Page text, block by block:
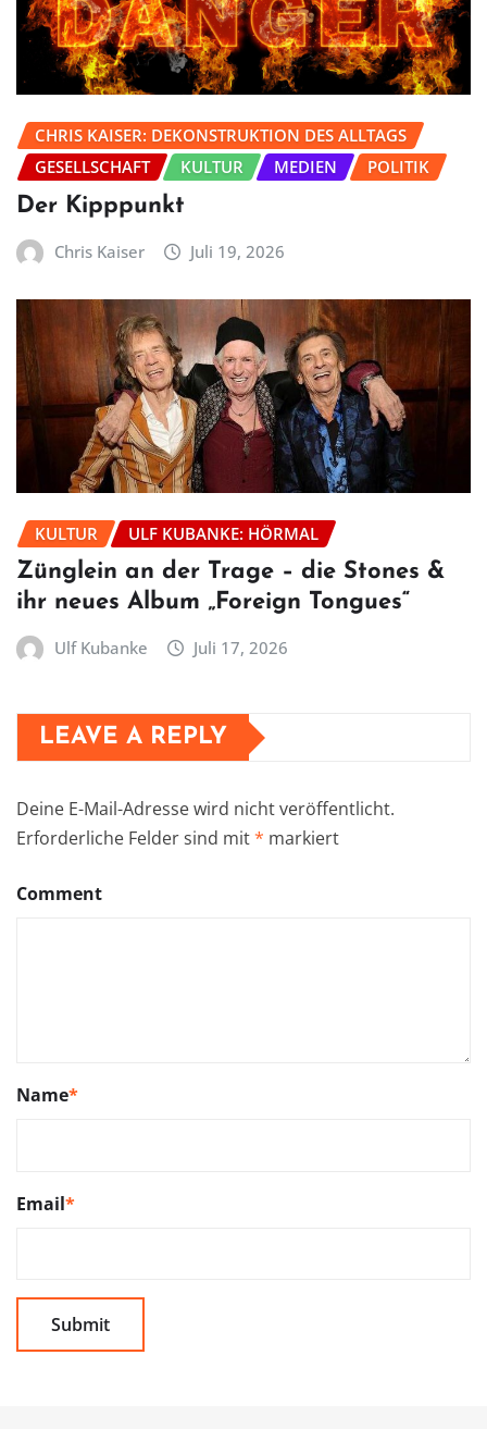
CHRIS KAISER: DEKONSTRUKTION DES ALLTAGS
GESELLSCHAFT
KULTUR MEDIEN POLITIK
Der Kipppunkt
Chris Kaiser Juli 19, 2026
KULTUR ULF KUBANKE: HÖRMAL
Zünglein an der Trage – die Stones &
ihr neues Album „Foreign Tongues“
Ulf Kubanke Juli 17, 2026
LEAVE A REPLY
Deine E-Mail-Adresse wird nicht veröffentlicht.
Erforderliche Felder sind mit* markiert
Comment
Name*
Email*